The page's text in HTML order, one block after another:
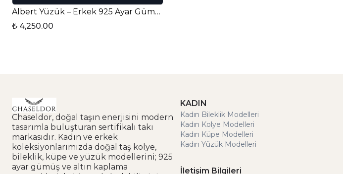
Albert Yüzük – Erkek 925 Ayar Gümüş
₺ 4,250.00
Chaseldor, doğal taşın enerjisini modern
tasarımla buluşturan sertifikalı takı
markasıdır. Kadın ve erkek
koleksiyonlarımızda doğal taş kolye,
bileklik, küpe ve yüzük modellerini; 925
ayar gümüş ve altın kaplama
KADIN
Kadın Bileklik Modelleri
Kadın Kolye Modelleri
Kadın Küpe Modelleri
Kadın Yüzük Modelleri
İletişim Bilgileri